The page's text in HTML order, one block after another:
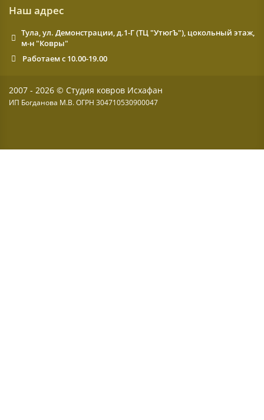
Наш адрес
Тула, ул. Демонстрации, д.1-Г (ТЦ "УтюгЪ"), цокольный этаж,
м-н "Ковры"
Работаем с 10.00-19.00
2007 - 2026 © Студия ковров Исхафан
ИП Богданова М.В. ОГРН 304710530900047